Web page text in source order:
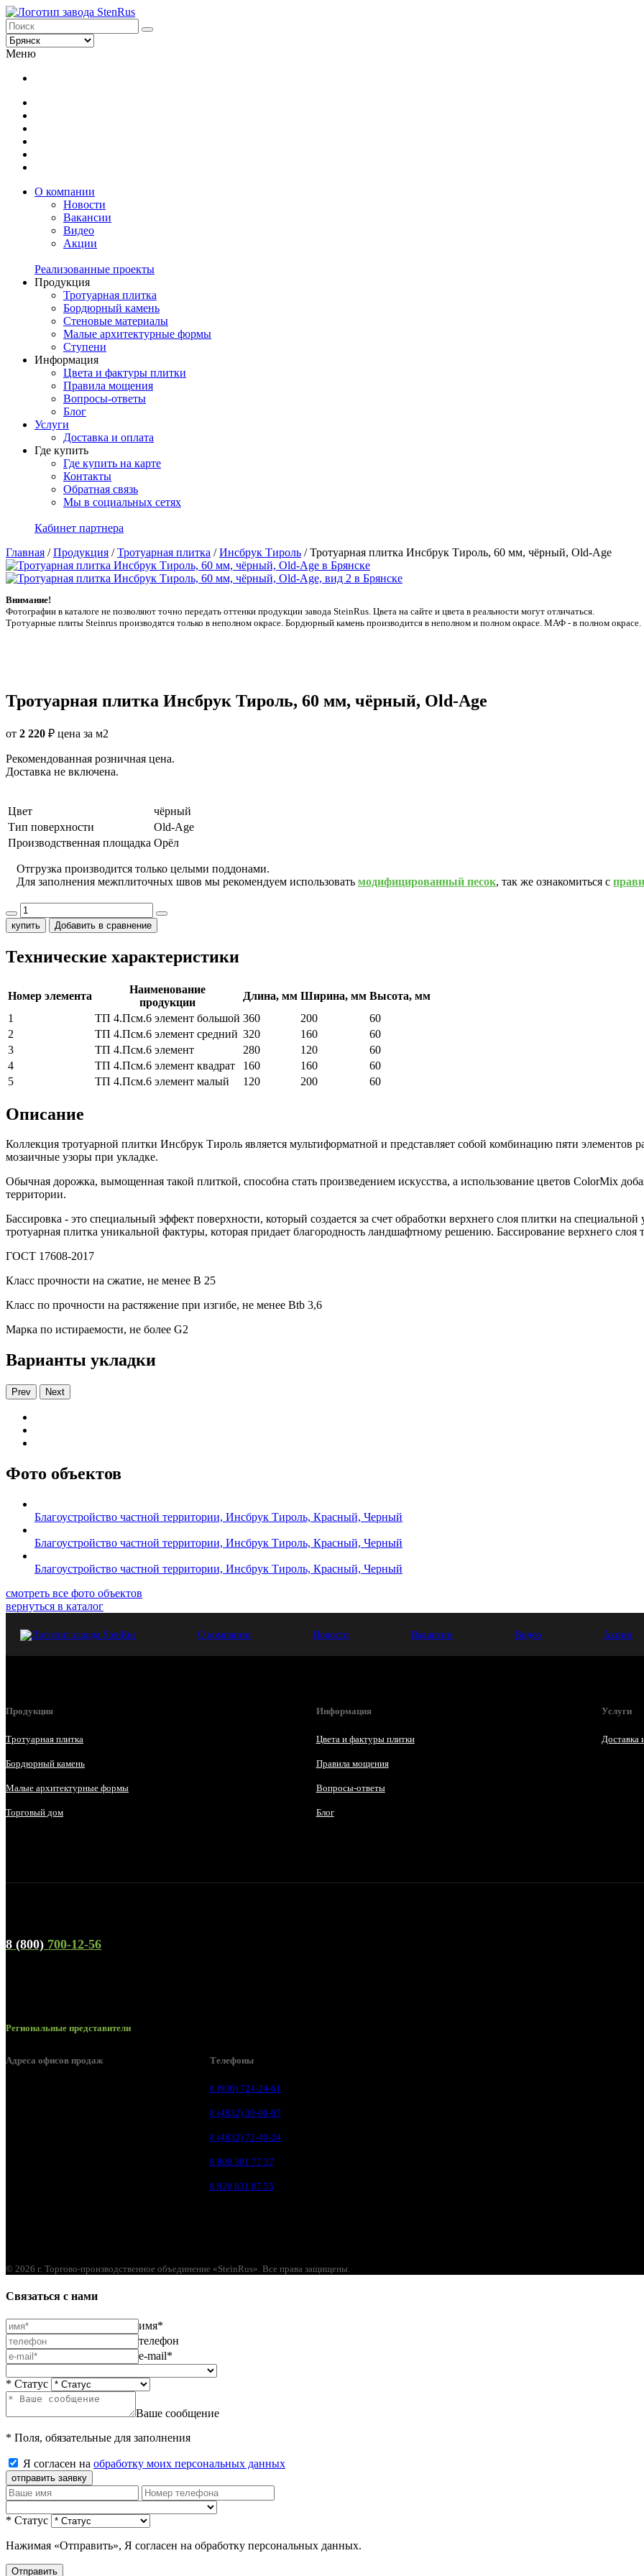
Меню
О компании
Новости
Вакансии
Видео
Акции
Реализованные проекты
Продукция
Тротуарная плитка
Бордюрный камень
Стеновые материалы
Малые архитектурные формы
Ступени
Информация
Цвета и фактуры плитки
Правила мощения
Вопросы-ответы
Блог
Услуги
Доставка и оплата
Где купить
Где купить на карте
Контакты
Обратная связь
Мы в социальных сетях
Кабинет партнера
Главная /Продукция /Тротуарная плитка /Инсбрук Тироль /Тротуарная плитка Инсбрук Тироль, 60 мм, чёрный, Old-Age
Внимание!
Фотографии в каталоге не позволяют точно передать оттенки продукции заводa SteinRus. Цвета на сайте и цвета в реальности могут отличаться.
Тротуарные плиты Steinrus производятся только в неполном окрасе. Бордюрный камень производится в неполном и полном окрасе. МАФ - в полном окрасе.
Тротуарная плитка Инсбрук Тироль, 60 мм, чёрный, Old-Age
от 2 220 ₽ цена за м2
Рекомендованная розничная цена.
Доставка не включена.
Цвет
чёрный
Тип поверхности
Old-Age
Производственная площадка Орёл
Отгрузка производится только целыми поддонами.
Для заполнения межплиточных швов мы рекомендуем использовать модифицированный песок, так же ознакомиться с
купить Добавить в сравнение
Технические характеристики
Номер элемента
Наименование
продукции
Длина, мм Ширина, мм Высота, мм
1
ТП 4.Псм.6 элемент большой 360 200
60
2
ТП 4.Псм.6 элемент средний 320 160
60
3
ТП 4.Псм.6 элемент 280 120
60
4
ТП 4.Псм.6 элемент квадрат 160 160
60
5
ТП 4.Псм.6 элемент малый 120 200 60
Описание
Коллекция тротуарной плитки Инсбрук Тироль является мультиформатной и представляет собой комбинацию пяти элементов
мозаичные узоры при укладке.
Обычная дорожка, вымощенная такой плиткой, способна стать произведением искусства, а использование цветов ColorMix
территории.
Бассировка - это специальный эффект поверхности, который создается за счет обработки верхнего слоя плитки на специальной
тротуарная плитка уникальной фактуры, которая придает благородность ландшафтному решению. Бассирование верхнего
ГОСТ 17608-2017
Класс прочности на сжатие, не менее В 25
Класс по прочности на растяжение при изгибе, не менее Вtb 3,6
Марка по истираемости, не более G2
Варианты укладки
Prev Next
Фото объектов
Благоустройство частной территории, Инсбрук Тироль, Красный, Черный
Благоустройство частной территории, Инсбрук Тироль, Красный, Черный
Благоустройство частной территории, Инсбрук Тироль, Красный, Черный
смотреть все фото объектов
вернуться в каталог
О компании Новости Вакансии Видео Акции
Продукция
Тротуарная плитка
Бордюрный камень
Малые архитектурные формы
Торговый дом
Информация
Цвета и фактуры плитки
Правила мощения
Вопросы-ответы
Блог
Услуги
Доставка
8 (800) 700-12-56
Региональные представители
Адреса офисов продаж Телефоны
8 (930) 724-24-61
8 (4832) 30-00-07
8 (4832) 72-40-24
8 800 301 77 37
8 920 831 87 55
© 2026 г. Торгово-производственное объединение «SteinRus». Все права защищены.
Связаться с нами
имя*
телефон
e-mail*
* Статус
Ваше сообщение
* Поля, обязательные для заполнения
Я согласен на обработку моих персональных данных
отправить заявку
* Статус
Нажимая «Отправить», Я согласен на обработку персональных данных.